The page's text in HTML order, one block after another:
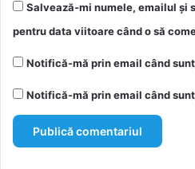
Salvează-mi numele, emailul și
pentru data viitoare când o să
Notifică-mă prin email când
Notifică-mă prin email când